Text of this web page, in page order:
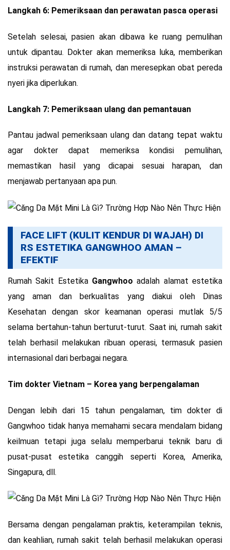
Langkah 6: Pemeriksaan dan perawatan pasca operasi
Setelah selesai, pasien akan dibawa ke ruang pemulihan
untuk dipantau. Dokter akan memeriksa luka, memberikan
instruksi perawatan di rumah, dan meresepkan obat pereda
nyeri jika diperlukan.
Langkah 7: Pemeriksaan ulang dan pemantauan
Pantau jadwal pemeriksaan ulang dan datang tepat waktu
agar dokter dapat memeriksa kondisi pemulihan,
memastikan hasil yang dicapai sesuai harapan, dan
menjawab pertanyaan apa pun.
FACE LIFT (KULIT KENDUR DI WAJAH) DI
RS ESTETIKA GANGWHOO AMAN –
EFEKTIF
Rumah Sakit Estetika Gangwhoo adalah alamat estetika
yang aman dan berkualitas yang diakui oleh Dinas
Kesehatan dengan skor keamanan operasi mutlak 5/5
selama bertahun-tahun berturut-turut. Saat ini, rumah sakit
telah berhasil melakukan ribuan operasi, termasuk pasien
internasional dari berbagai negara.
Tim dokter Vietnam – Korea yang berpengalaman
Dengan lebih dari 15 tahun pengalaman, tim dokter di
Gangwhoo tidak hanya memahami secara mendalam bidang
keilmuan tetapi juga selalu memperbarui teknik baru di
pusat-pusat estetika canggih seperti Korea, Amerika,
Singapura, dll.
Bersama dengan pengalaman praktis, keterampilan teknis,
dan keahlian, rumah sakit telah berhasil melakukan operasi